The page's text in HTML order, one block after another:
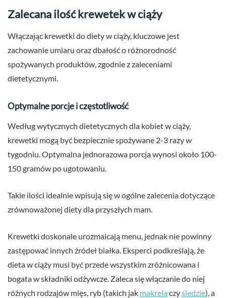
Zalecana ilość krewetek w ciąży
Włączając krewetki do diety w ciąży, kluczowe jest
zachowanie umiaru oraz dbałość o różnorodność
spożywanych produktów, zgodnie z zaleceniami
dietetycznymi.
Optymalne porcje i częstotliwość
Według wytycznych dietetycznych dla kobiet w ciąży,
krewetki mogą być bezpiecznie spożywane 2-3 razy w
tygodniu. Optymalna jednorazowa porcja wynosi około 100-
150 gramów po ugotowaniu.
Takie ilości idealnie wpisują się w ogólne zalecenia dotyczące
zrównoważonej diety dla przyszłych mam.
Krewetki doskonale urozmaicają menu, jednak nie powinny
zastępować innych źródeł białka. Eksperci podkreślają, że
dieta w ciąży musi być przede wszystkim zróżnicowana i
bogata w składniki odżywcze. Zaleca się włączanie do niej
różnych rodzajów mięs, ryb (takich jak makrela czyśledzie), a